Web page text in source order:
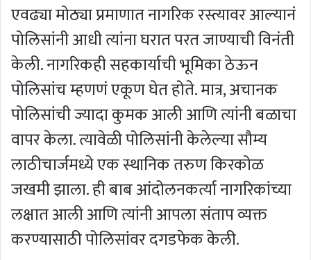
एवढ्या मोठ्या प्रमाणात नागरिक रस्त्यावर आल्यानं
पोलिसांनी आधी त्यांना घरात परत जाण्याची विनंती
केली. नागरिकही सहकार्याची भूमिका ठेऊन
पोलिसांच म्हणणं एकूण घेत होते. मात्र, अचानक
पोलिसांची ज्यादा कुमक आली आणि त्यांनी बळाचा
वापर केला. त्यावेळी पोलिसांनी केलेल्या सौम्य
लाठीचार्जमध्ये एक स्थानिक तरुण किरकोळ
जखमी झाला. ही बाब आंदोलनकर्त्या नागरिकांच्या
लक्षात आली आणि त्यांनी आपला संताप व्यक्त
करण्यासाठी पोलिसांवर दगडफेक केली.